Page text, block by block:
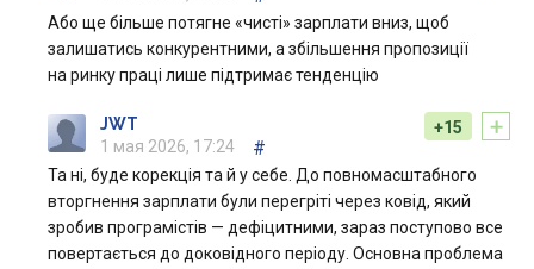
Або ще більше потягне «чисті» зарплати вниз, щоб
залишатись конкурентними, а збільшення пропозиції
на ринку праці лише підтримає тенденцію
+
+15
JWT
1 мая 2026, 17:24
#
Та ні, буде корекція та й у себе. До повномасштабного
вторгнення зарплати були перегріті через ковід, який
зробив програмістів — дефіцитними, зараз поступово все
повертається до доковідного періоду. Основна проблема